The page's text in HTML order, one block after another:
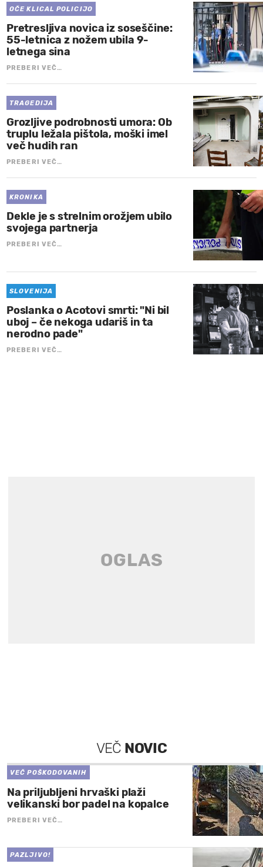
OČE KLICAL POLICIJO
Pretresljiva novica iz soseščine:
55-letnica z nožem ubila 9-
letnega sina
PREBERI VEČ…
TRAGEDIJA
Grozljive podrobnosti umora: Ob
truplu ležala pištola, moški imel
več hudih ran
PREBERI VEČ…
KRONIKA
Dekle je s strelnim orožjem ubilo
svojega partnerja
PREBERI VEČ…
SLOVENIJA
Poslanka o Acotovi smrti: "Ni bil
uboj – če nekoga udariš in ta
nerodno pade"
PREBERI VEČ…
VEČ NOVIC
VEČ POŠKODOVANIH
Na priljubljeni hrvaški plaži
velikanski bor padel na kopalce
PREBERI VEČ…
PAZLJIVO!